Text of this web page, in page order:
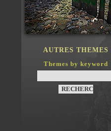
AUTRES THEMES
Themes by keyword